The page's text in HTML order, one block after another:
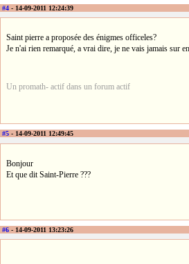
#4 - 14-09-2011 12:24:39
Saint pierre a proposée des énigmes officeles?
Je n'ai rien remarqué, a vrai dire, je ne vais jamais sur
Un promath- actif dans un forum actif
#5 - 14-09-2011 12:49:45
Bonjour
Et que dit Saint-Pierre ???
#6 - 14-09-2011 13:23:26